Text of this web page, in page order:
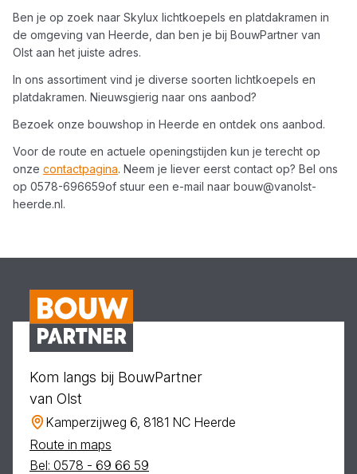
Ben je op zoek naar Skylux lichtkoepels en platdakramen in
de omgeving van Heerde , dan ben je bij BouwPartner van
Olst aan het juiste adres.
In ons assortiment vind je diverse soorten lichtkoepels en
platdakramen. Nieuwsgierig naar ons aanbod?
Bezoek onze bouwshop in Heerde en ontdek ons aanbod.
Voor de route en actuele openingstijden kun je terecht op
onze contactpagina. Neem je liever eerst contact op? Bel ons
op 0578-696659of stuur een e-mail naar bouw@vanolst-
heerde.nl.
Kom langs bij BouwPartner
van Olst
Kamperzijweg 6, 8181 NC Heerde
Route in maps
Bel: 0578 - 69 66 59